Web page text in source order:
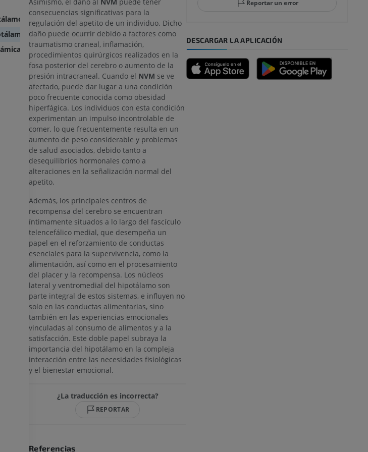
lateral
consecuencias significativas para la
regulación del apetito de un individuo. Dicho
daño puede ocurrir debido a factores como
traumatismo craneal, inflamación,
procedimientos quirúrgicos realizados en la
fosa posterior del cerebro o aumento de la
presión intracraneal. Cuando el NVM se ve
afectado, puede dar lugar a una condición
poco frecuente conocida como obesidad
hiperfágica. Los individuos con esta condición
experimentan un impulso incontrolable de
comer, lo que frecuentemente resulta en un
aumento de peso considerable y problemas
de salud asociados, debido tanto a
desequilibrios hormonales como a
alteraciones en la señalización normal del
apetito.
Además, los principales centros de
recompensa del cerebro se encuentran
íntimamente situados a lo largo del fascículo
telencefálico medial, que desempeña un
papel en el reforzamiento de conductas
esenciales para la supervivencia, como la
alimentación, así como en el procesamiento
del placer y la recompensa. Los núcleos
lateral y ventromedial del hipotálamo son
parte integral de estos sistemas, e influyen no
solo en las conductas alimentarias, sino
también en las experiencias emocionales
vinculadas al consumo de alimentos y a la
satisfacción. Este doble papel subraya la
importancia del hipotálamo en la compleja
interacción entre las necesidades fisiológicas
y el bienestar emocional.
¿La traducción es incorrecta?
REPORTAR
Referencias
miembro
PREMIUM
Antepié RM
IRM
PREMIUM
ATC de la extremidad
inferior
TAC
PREMIUM
Pierna (arterias y huesos)
TAC
GRATIS
Angiografía
GRATIS
Reportar un error
DESCARGAR LA APLICACIÓN